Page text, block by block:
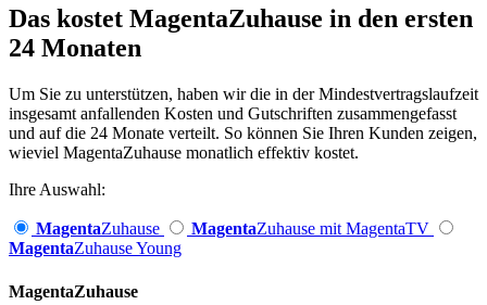
Das kostet MagentaZuhause in den ersten
24 Monaten
Um Sie zu unterstützen, haben wir die in der Mindestvertragslaufzeit
insgesamt anfallenden Kosten und Gutschriften zusammengefasst
und auf die 24 Monate verteilt. So können Sie Ihren Kunden zeigen,
wieviel MagentaZuhause monatlich effektiv kostet.
Ihre Auswahl:
MagentaZuhause MagentaZuhause mit MagentaTV
MagentaZuhause Young
Magenta­Zuhause